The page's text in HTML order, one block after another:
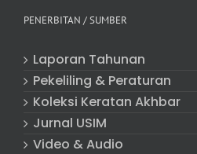
PENERBITAN / SUMBER
Laporan Tahunan
Pekeliling & Peraturan
Koleksi Keratan Akhbar
Jurnal USIM
Video & Audio